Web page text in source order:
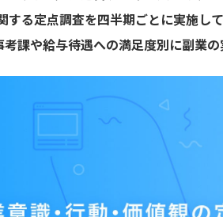
する定点調査を四半期ごとに実施し
課や給与待遇への満足度別に副業